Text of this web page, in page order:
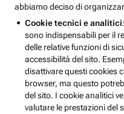
abbiamo deciso di
Cookie tecnici e analitici
sono indispensabili per il
delle relative funzioni di
accessibilità del sito.
disattivare questi cookies
browser, ma questo
del sito. I cookie analitici
valutare le prestazioni del